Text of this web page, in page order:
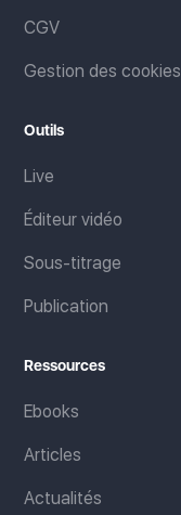
CGV
Gestion des cookies
Outils
Live
Éditeur vidéo
Sous-titrage
Publication
Ressources
Ebooks
Articles
Actualités